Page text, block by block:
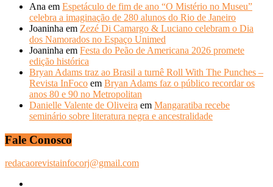
Ana em Espetáculo de fim de ano “O Mistério no Museu”
celebra a imaginação de 280 alunos do Rio de Janeiro
Joaninha em Zezé Di Camargo & Luciano celebram o Dia
dos Namorados no Espaço Unimed
Joaninha em Festa do Peão de Americana 2026 promete
edição histórica
Bryan Adams traz ao Brasil a turnê Roll With The Punches –
Revista InFoco em Bryan Adams faz o público recordar os
anos 80 e 90 no Metropolitan
Danielle Valente de Oliveira em Mangaratiba recebe
seminário sobre literatura negra e ancestralidade
Fale Conosco
redacaorevistainfocorj@gmail.com